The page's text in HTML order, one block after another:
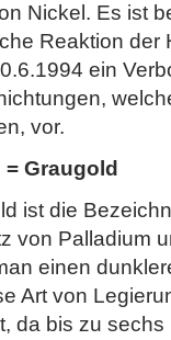
Nickel. Es ist
Reaktion der
ein
vor.
Graugold
ist die
von Palladium
einen
Art von
da bis zu